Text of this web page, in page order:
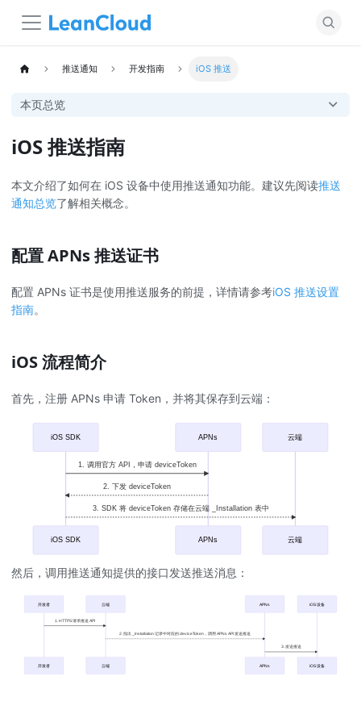
推送通知 开发指南 iOS 推送
本页总览
iOS 推送指南
本文介绍了如何在 iOS 设备中使用推送通知功能。建议先阅读推送
通知总览了解相关概念。
配置 APNs 推送证书
配置 APNs 证书是使用推送服务的前提，详情请参考iOS 推送设置
指南。
iOS 流程简介
首先，注册 APNs 申请 Token，并将其保存到云端：
iOS SDK APNs 云端
1. 调用官方 API，申请 deviceToken
2. 下发 deviceToken
3. SDK 将 deviceToken 存储在云端 _Installation 表中
iOS SDK APNs 云端
然后，调用推送通知提供的接口发送推送消息：
开发者 云端 APNs iOS 设备
1. HTTPS 请求推送 API
2. 找出 _Installation 记录中对应的 deviceToken，调用 APNs API 发送推送
3. 发送推送
开发者 云端 APNs iOS 设备